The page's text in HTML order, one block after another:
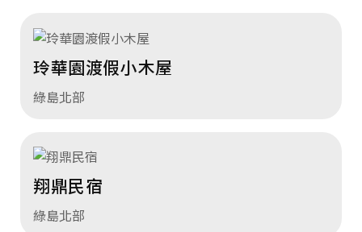
玲華園渡假小木屋
綠島北部
翔鼎民宿
綠島北部